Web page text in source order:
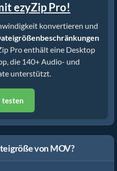
ezyZip Pro!
konvertieren und
Pro enthält eine Desktop
die 140+ Audio- und
unterstützt.
testen
von MOV?